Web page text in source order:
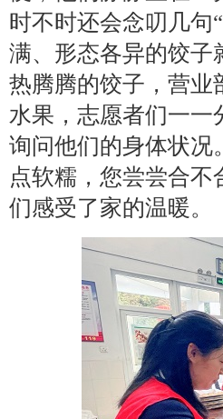
时不时还会念叨几句
满、形态各异的饺子
热腾腾的饺子，营业
水果，志愿者们一一
询问他们的身体状况
点软糯，您尝尝合
们感受了家的温暖。